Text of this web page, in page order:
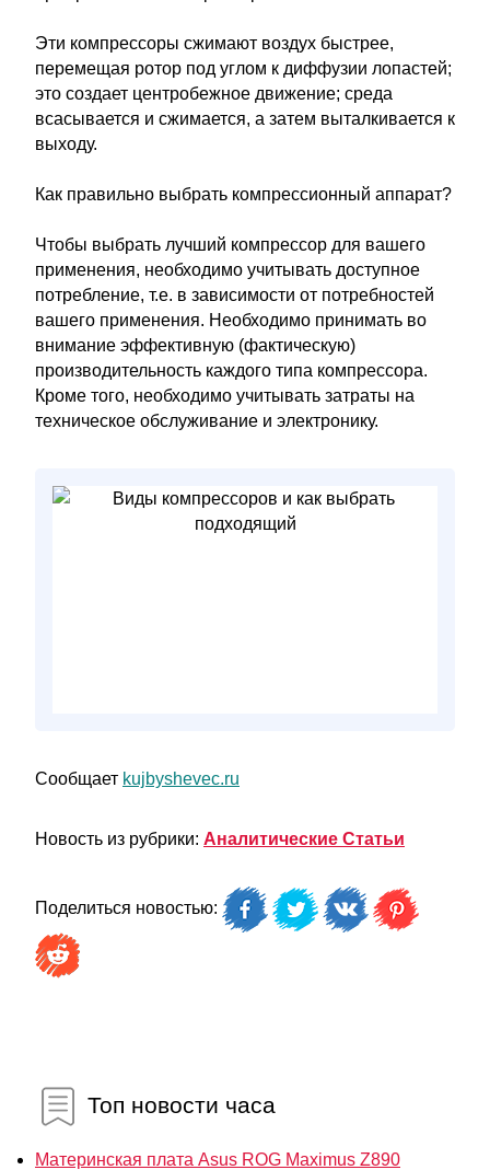
Эти компрессоры сжимают воздух быстрее,
перемещая ротор под углом к диффузии лопастей;
это создает центробежное движение; среда
всасывается и сжимается, а затем выталкивается к
выходу.
Как правильно выбрать компрессионный аппарат?
Чтобы выбрать лучший компрессор для вашего
применения, необходимо учитывать доступное
потребление, т.е. в зависимости от потребностей
вашего применения. Необходимо принимать во
внимание эффективную (фактическую)
производительность каждого типа компрессора.
Кроме того, необходимо учитывать затраты на
техническое обслуживание и электронику.
Сообщает kujbyshevec.ru
Новость из рубрики: Аналитические Статьи
Поделиться новостью:
Топ новости часа
Материнская плата Asus ROG Maximus Z890